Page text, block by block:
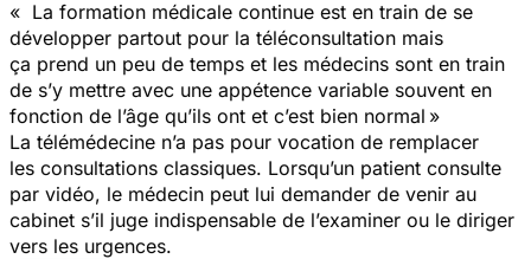
« La formation médicale continue est en train de se
développer partout pour la téléconsultation mais
ça prend un peu de temps et les médecins sont en train
de s’y mettre avec une appétence variable souvent en
fonction de l’âge qu’ils ont et c’est bien normal »
La télémédecine n’a pas pour vocation de remplacer
les consultations classiques. Lorsqu’un patient consulte
par vidéo, le médecin peut lui demander de venir au
cabinet s’il juge indispensable de l’examiner ou le diriger
vers les urgences.